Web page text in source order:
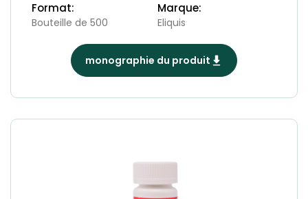
Format:
Bouteille de 500
Marque:
Eliquis
monographie du produit